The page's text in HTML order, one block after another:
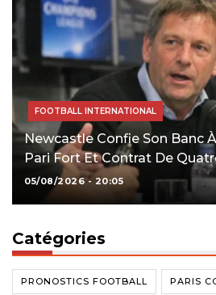
FOOTBALL INTERNATIONAL
Newcastle Confie Son Banc
Pari Fort Et Contrat De
05/08/2026 - 20:05
Catégories
PRONOSTICS FOOTBALL PARIS